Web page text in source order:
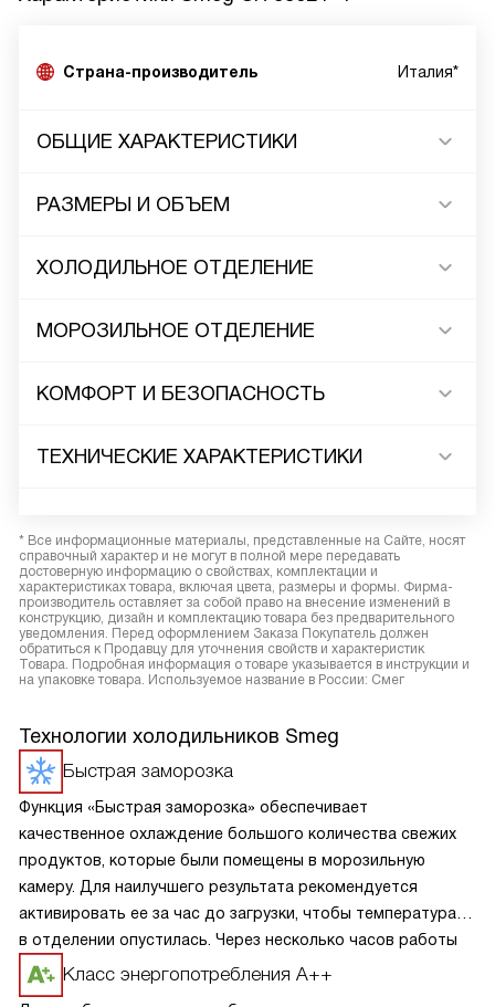
Страна-производитель Италия*
ОБЩИЕ ХАРАКТЕРИСТИКИ
РАЗМЕРЫ И ОБЪЕМ
ХОЛОДИЛЬНОЕ ОТДЕЛЕНИЕ
МОРОЗИЛЬНОЕ ОТДЕЛЕНИЕ
КОМФОРТ И БЕЗОПАСНОСТЬ
ТЕХНИЧЕСКИЕ ХАРАКТЕРИСТИКИ
* Все информационные материалы, представленные на Сайте, носят
справочный характер и не могут в полной мере передавать
достоверную информацию о свойствах, комплектации и
характеристиках товара, включая цвета, размеры и формы. Фирма-
производитель оставляет за собой право на внесение изменений в
конструкцию, дизайн и комплектацию товара без предварительного
уведомления. Перед оформлением Заказа Покупатель должен
обратиться к Продавцу для уточнения свойств и характеристик
Товара. Подробная информация о товаре указывается в инструкции и
на упаковке товара. Используемое название в России: Смег
Технологии холодильников Smeg
Быстрая заморозка
Функция «Быстрая заморозка» обеспечивает
качественное охлаждение большого количества свежих
продуктов, которые были помещены в морозильную
камеру. Для наилучшего результата рекомендуется
активировать ее за час до загрузки, чтобы температура
в отделении опустилась. Через несколько часов работы
прибор сам вернет установленные параметры.
Класс энергопотребления А++